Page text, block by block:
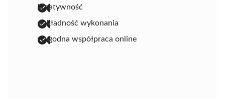
kreatywność
dokładność wykonania
wygodna współpraca online